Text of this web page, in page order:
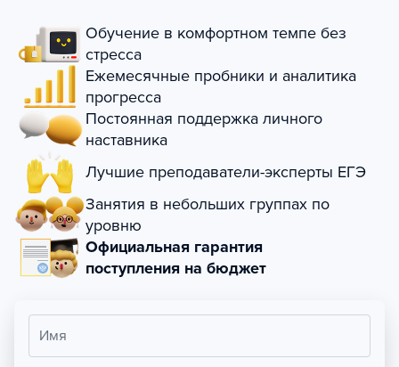
Обучение в комфортном темпе без
стресса
Ежемесячные пробники и аналитика
прогресса
Постоянная поддержка личного
наставника
Лучшие преподаватели-эксперты ЕГЭ
Занятия в небольших группах по
уровню
Официальная гарантия
поступления на бюджет
Имя